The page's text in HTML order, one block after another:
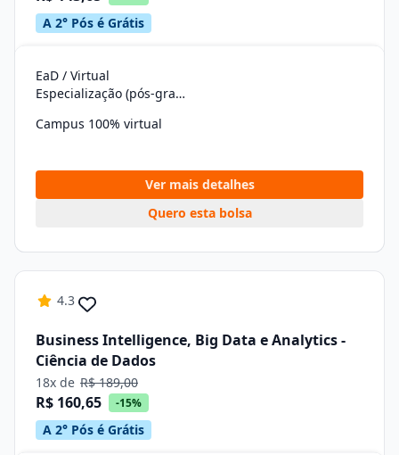
A 2° Pós é Grátis
EaD / Virtual
Especialização (pós-graduação)
Campus 100% virtual
Ver mais detalhes
Quero esta bolsa
4.3
Business Intelligence, Big Data e Analytics -
Ciência de Dados
18x de R$ 189,00
R$ 160,65 -15%
A 2° Pós é Grátis